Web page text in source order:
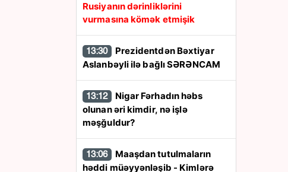
Rusiyanın dərinliklərini
vurmasına kömək etmişik
13:30
Aslanbəyli ilə bağlı SƏRƏNCAM
13:12
olunan əri kimdir, nə işlə
məşğuldur?
13:06
həddi müəyyənləşib - Kimlərə